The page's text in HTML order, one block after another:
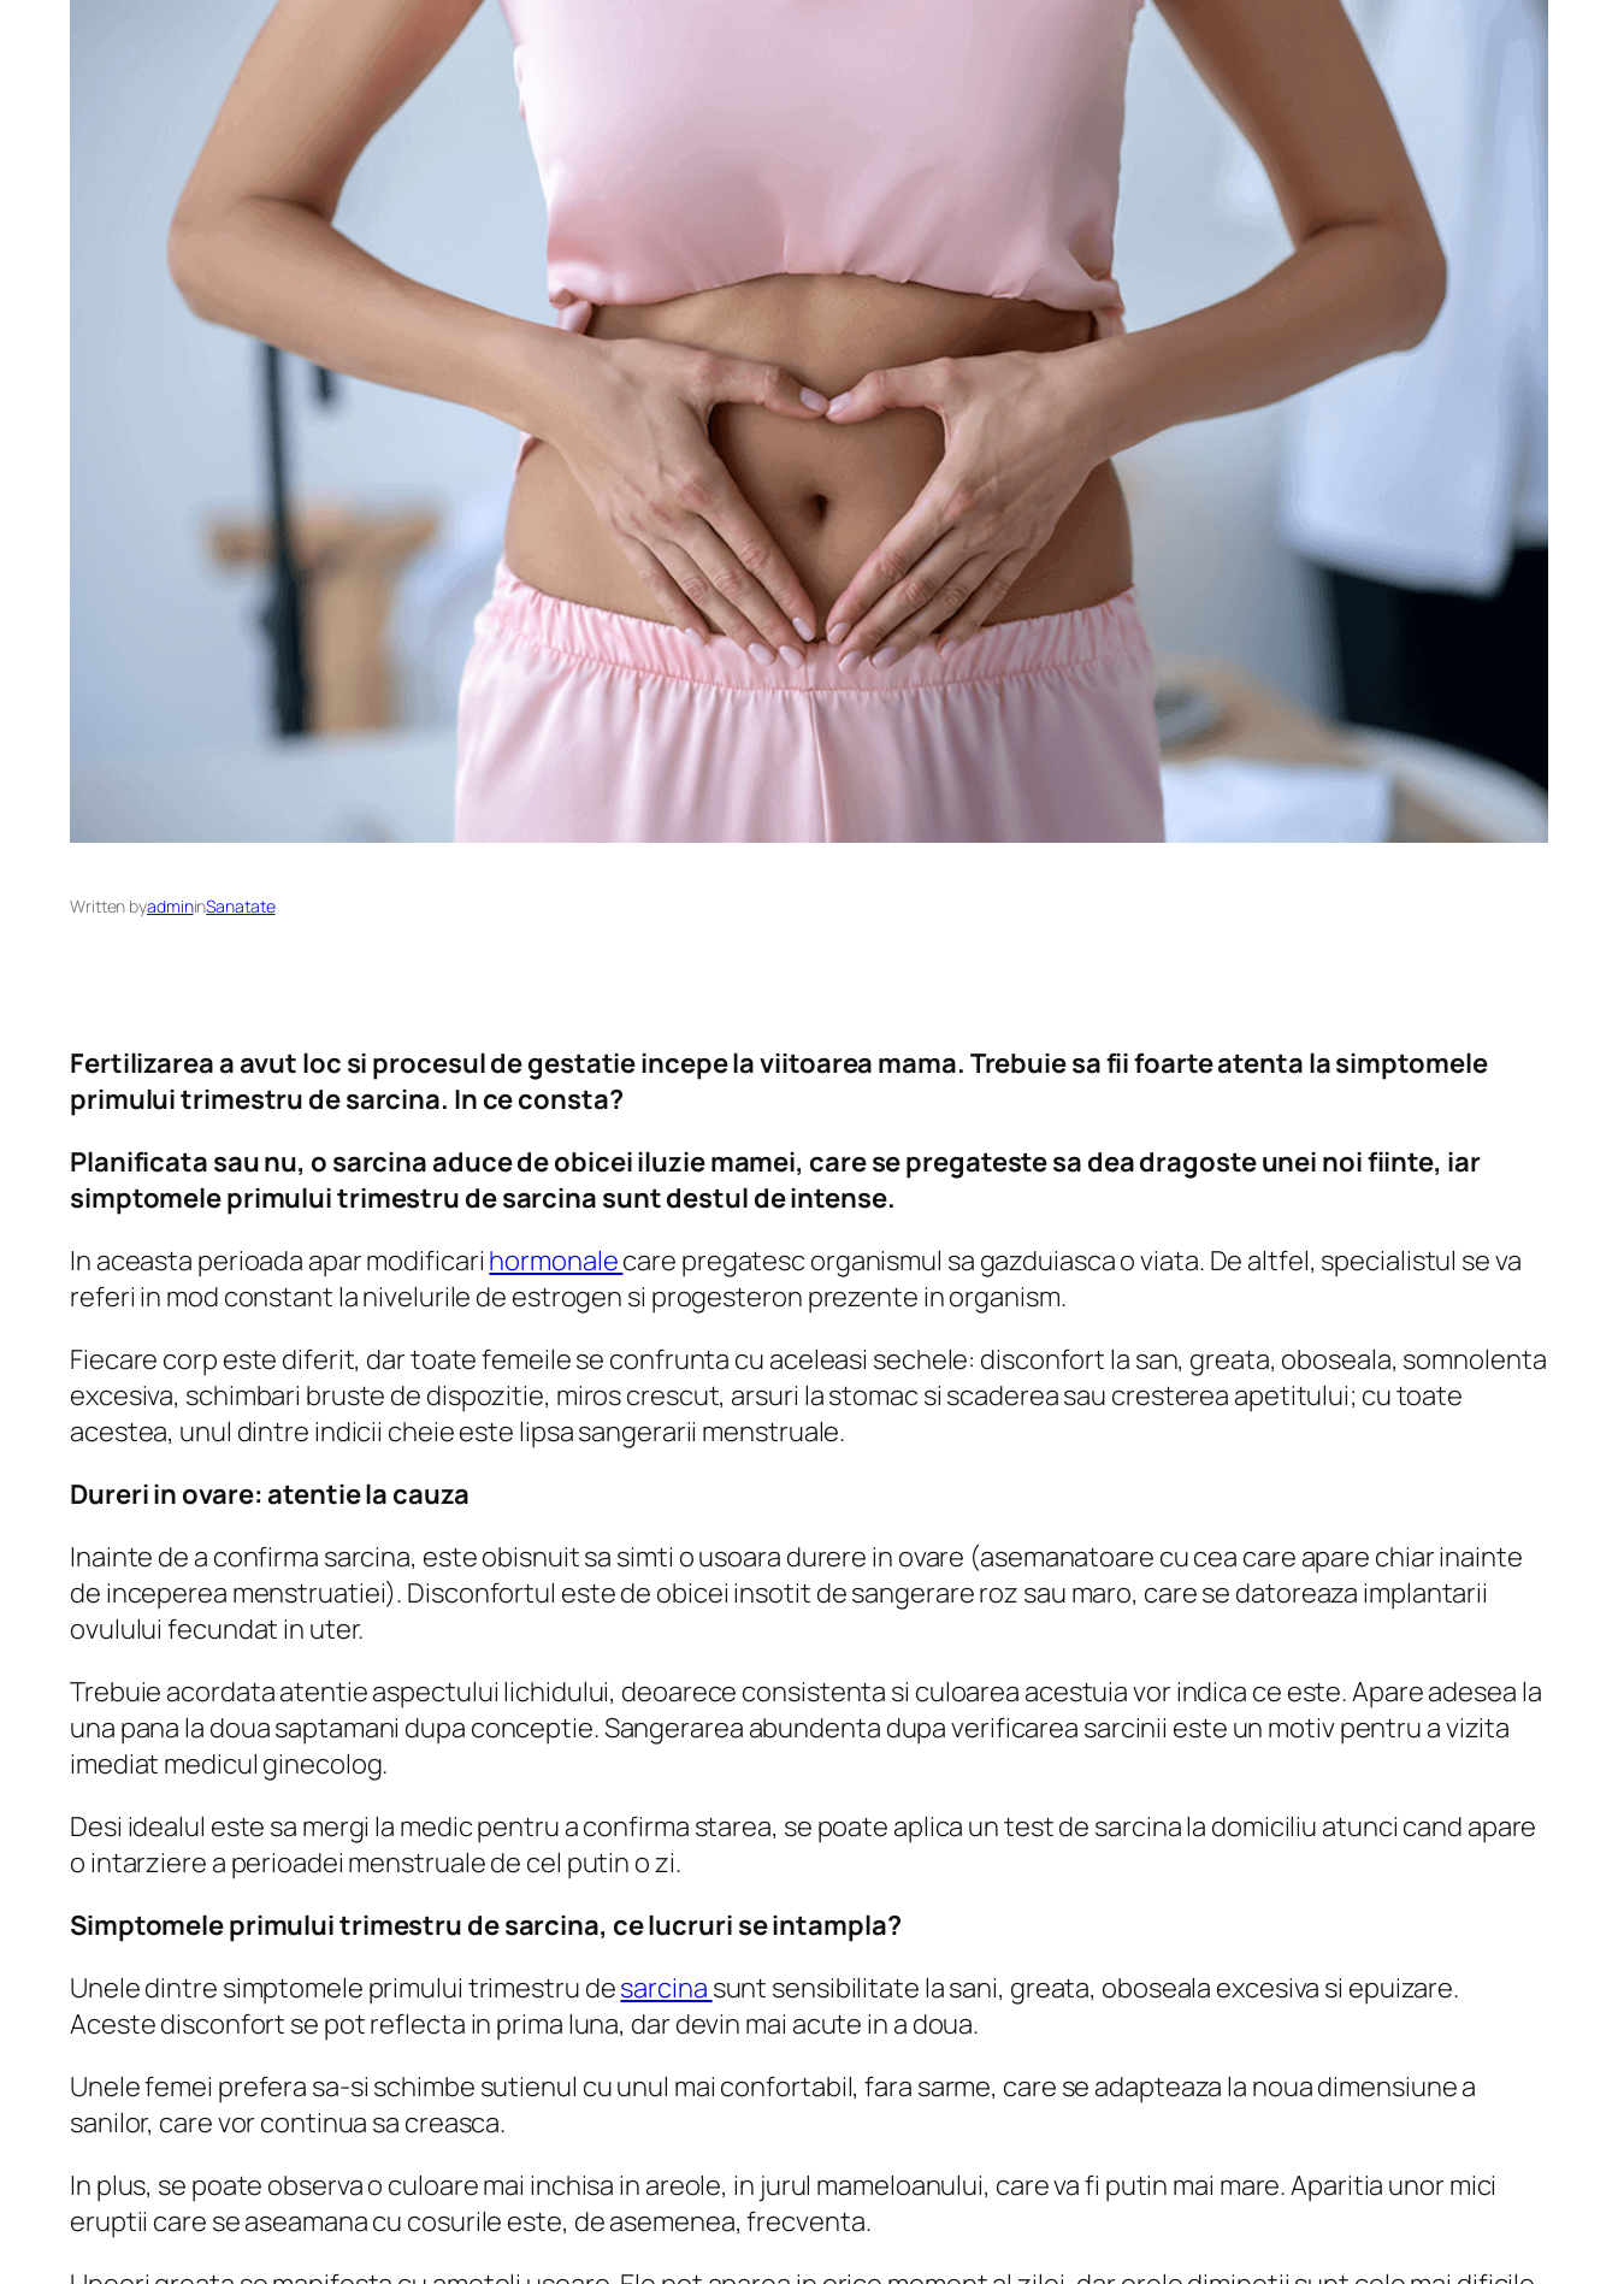
Written byadmininSanatate
Fertilizarea a avut loc si procesul de gestatie incepe la viitoarea mama. Trebuie sa fii foarte atenta la simptomele
primului trimestru de sarcina. In ce consta?
Planificata sau nu, o sarcina aduce de obicei iluzie mamei, care se pregateste sa dea dragoste unei noi fiinte, iar
simptomele primului trimestru de sarcina sunt destul de intense.
In aceasta perioada apar modificari hormonalecare pregatesc organismul sa gazduiasca o viata. De altfel, specialistul se va
referi in mod constant la nivelurile de estrogen si progesteron prezente in organism.
Fiecare corp este diferit, dar toate femeile se confrunta cu aceleasi sechele: disconfort la san, greata, oboseala, somnolenta
excesiva, schimbari bruste de dispozitie, miros crescut, arsuri la stomac si scaderea sau cresterea apetitului; cu toate
acestea, unul dintre indicii cheie este lipsa sangerarii menstruale.
Dureri in ovare: atentie la cauza
Inainte de a confirma sarcina, este obisnuit sa simti o usoara durere in ovare (asemanatoare cu cea care apare chiar inainte
de inceperea menstruatiei). Disconfortul este de obicei insotit de sangerare roz sau maro, care se datoreaza implantarii
ovulului fecundat in uter.
Trebuie acordata atentie aspectului lichidului, deoarece consistenta si culoarea acestuia vor indica ce este. Apare adesea la
una pana la doua saptamani dupa conceptie. Sangerarea abundenta dupa verificarea sarcinii este un motiv pentru a vizita
imediat medicul ginecolog.
Desi idealul este sa mergi la medic pentru a confirma starea, se poate aplica un test de sarcina la domiciliu atunci cand apare
o intarziere a perioadei menstruale de cel putin o zi.
Simptomele primului trimestru de sarcina, ce lucruri se intampla?
Unele dintre simptomele primului trimestru desarcina sunt sensibilitate la sani, greata, oboseala excesiva si epuizare.
Aceste disconfort se pot reflecta in prima luna, dar devin mai acute in a doua.
Unele femei prefera sa-si schimbe sutienul cu unul mai confortabil, fara sarme, care se adapteaza la noua dimensiune a
sanilor, care vor continua sa creasca.
In plus, se poate observa o culoare mai inchisa in areole, in jurul mameloanului, care va fi putin mai mare. Aparitia unor mici
eruptii care se aseamana cu cosurile este, de asemenea, frecventa.